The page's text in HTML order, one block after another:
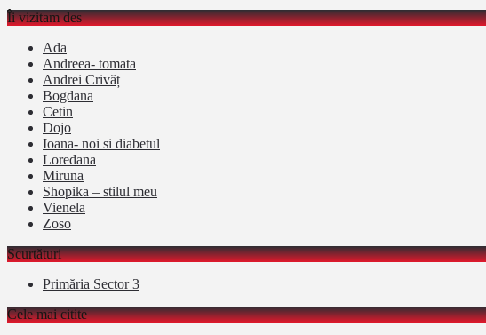
Îi vizitam des
Ada
Andreea- tomata
Andrei Crivăț
Bogdana
Cetin
Dojo
Ioana- noi si diabetul
Loredana
Miruna
Shopika – stilul meu
Vienela
Zoso
Scurtături
Primăria Sector 3
Cele mai citite